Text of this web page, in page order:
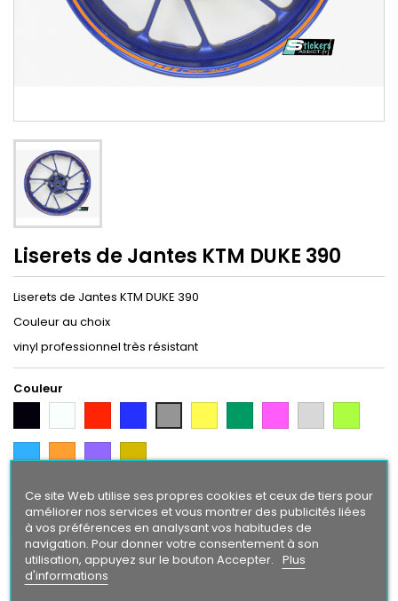
Liserets de Jantes KTM DUKE 390
Liserets de Jantes KTM DUKE 390
Couleur au choix
vinyl professionnel très résistant
Couleur
ArgentCitron
Intense
Finition
Brillant
Mat
24,90 €
Ce site Web utilise ses propres cookies et ceux de tiers pour
améliorer nos services et vous montrer des publicités liées
à vos préférences en analysant vos habitudes de
navigation. Pour donner votre consentement à son
utilisation, appuyez sur le bouton Accepter. Plus
d'informations